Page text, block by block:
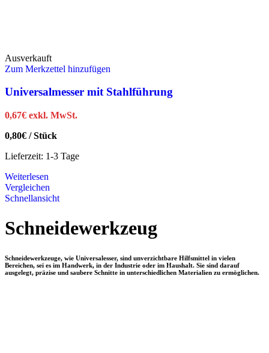
Ausverkauft
Zum Merkzettel hinzufügen
Universalmesser mit Stahlführung
0,67€ exkl. MwSt.
0,80€ /Stück
Lieferzeit: 1-3 Tage
Weiterlesen
Vergleichen
Schnellansicht
Schneidewerkzeug
Schneidewerkzeuge, wie Universalesser, sind unverzichtbare Hilfsmittel in vielen
Bereichen, sei es im Handwerk, in der Industrie oder im Haushalt. Sie sind darauf
ausgelegt, präzise und saubere Schnitte in unterschiedlichen Materialien zu ermöglichen.